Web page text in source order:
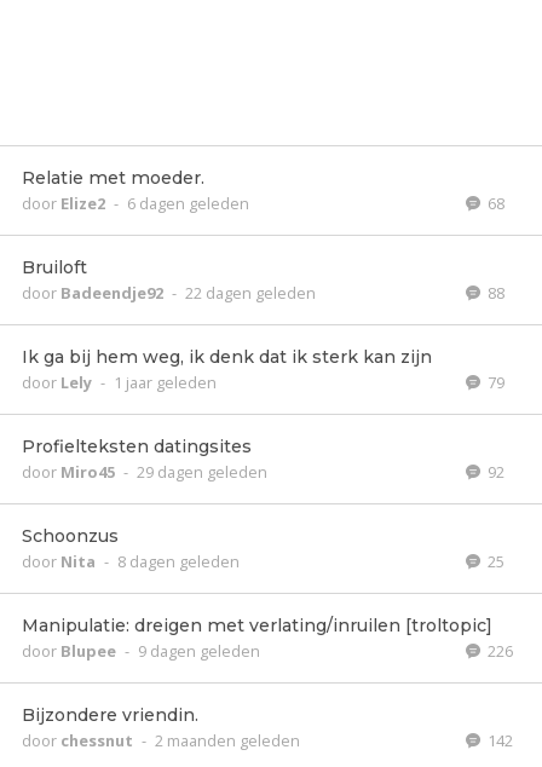
Relatie met moeder.
door Elize2 - 6 dagen geleden 68
Bruiloft
door Badeendje92 - 22 dagen geleden 88
Ik ga bij hem weg, ik denk dat ik sterk kan zijn
door Lely - 1 jaar geleden 79
Profielteksten datingsites
door Miro45 - 29 dagen geleden 92
Schoonzus
door Nita - 8 dagen geleden 25
Manipulatie: dreigen met verlating/inruilen [troltopic]
door Blupee - 9 dagen geleden 226
Bijzondere vriendin.
door chessnut - 2 maanden geleden 142